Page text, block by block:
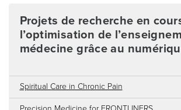
Projets de recherche en
l’optimisation de
médecine grâce au
Spiritual Care in Chronic Pain